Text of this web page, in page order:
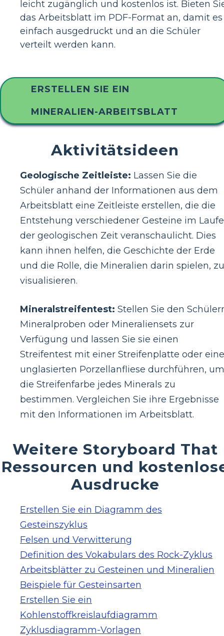
leicht zugänglich und kostenlos ist. Bieten
das Arbeitsblatt im PDF-Format an, damit es
einfach ausgedruckt und an die Schüler
verteilt werden kann.
ERSTELLEN SIE EIN
MINERALIEN-ARBEITSBLATT
Aktivitätsideen
Geologische Zeitleiste: Lassen Sie die
Schüler anhand der Informationen aus dem
Arbeitsblatt eine Zeitleiste erstellen, die die
Entstehung verschiedener Gesteine ​​im Laufe
der geologischen Zeit veranschaulicht. Dies
kann ihnen helfen, die Geschichte der Erde
und die Rolle, die Mineralien darin spielen, zu
visualisieren.
Mineralstreifentest: Stellen Sie den
Mineralproben oder Mineraliensets zur
Verfügung und lassen Sie sie einen
Streifentest mit einer Streifenplatte oder
unglasierten Porzellanfliese durchführen, um
die Streifenfarbe jedes Minerals zu
bestimmen. Vergleichen Sie ihre Ergebnisse
mit den Informationen im Arbeitsblatt.
Weitere Storyboard That
Ressourcen und
Ausdrucke
Erstellen Sie ein Diagramm des
Gesteinszyklus
Felsen und Verwitterung
Definition des Vokabulars des Rock-Zyklus
Arbeitsblätter zu Gesteinen und Mineralien
Beispiele für Gesteinsarten
Erstellen Sie ein
Kohlenstoffkreislaufdiagramm
Zyklusdiagramm-Vorlagen